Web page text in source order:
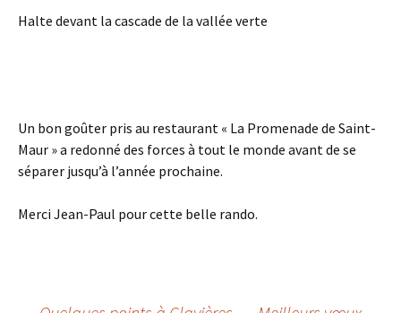
Halte devant la cascade de la vallée verte
Un bon goûter pris au restaurant « La Promenade de Saint-
Maur » a redonné des forces à tout le monde avant de se
séparer jusqu’à l’année prochaine.
Merci Jean-Paul pour cette belle rando.